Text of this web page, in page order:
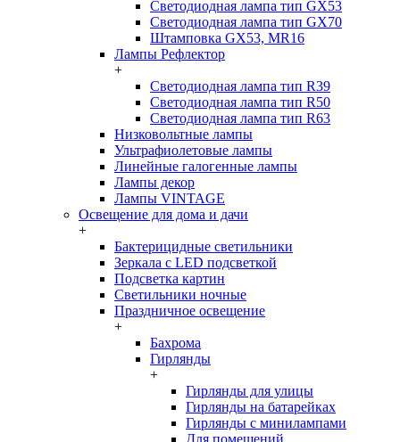
Светодиодная лампа тип GX53
Светодиодная лампа тип GX70
Штамповка GX53, MR16
Лампы Рефлектор
+
Светодиодная лампа тип R39
Светодиодная лампа тип R50
Светодиодная лампа тип R63
Низковольтные лампы
Ультрафиолетовые лампы
Линейные галогенные лампы
Лампы декор
Лампы VINTAGE
Освещение для дома и дачи
+
Бактерицидные светильники
Зеркала с LED подсветкой
Подсветка картин
Светильники ночные
Праздничное освещение
+
Бахрома
Гирлянды
+
Гирлянды для улицы
Гирлянды на батарейках
Гирлянды с минилампами
Для помещений